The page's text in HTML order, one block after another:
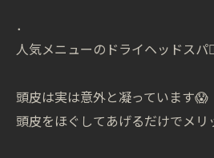
．
人気メニューのドライヘッドスパ
頭皮は実は意外と凝っています😱
頭皮をほぐしてあげるだけでメリ